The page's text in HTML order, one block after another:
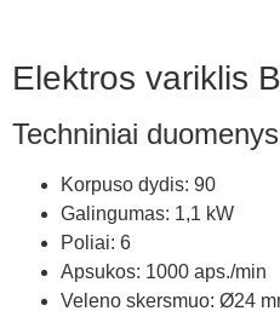
Elektros variklis
Techniniai
Korpuso dydis: 90
Galingumas: 1,1 kW
Poliai: 6
Apsukos: 1000 aps./min
Veleno skersmuo: Ø24